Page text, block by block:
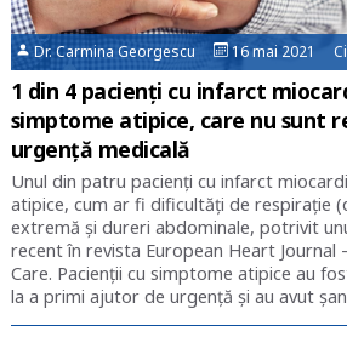
Dr. Carmina Georgescu 16 mai 2021
1 din 4 pacienți cu infarct
simptome atipice, care nu sunt
urgență medicală
Unul din patru pacienți cu infarct
atipice, cum ar fi dificultăți de respirație
extremă și dureri abdominale, potrivit
recent în revista European Heart Journal
Care. Pacienții cu simptome atipice au
la a primi ajutor de urgență și au avut